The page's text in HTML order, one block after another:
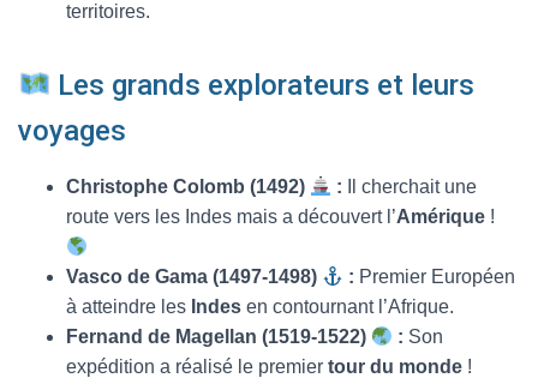
territoires.
Les grands explorateurs et leurs
voyages
Christophe Colomb (1492) : Il cherchait une
route vers les Indes mais a découvert l’Amérique !
Vasco de Gama (1497-1498) : Premier Européen
à atteindre les Indes en contournant l’Afrique.
Fernand de Magellan (1519-1522)
: Son
expédition a réalisé le premier tour du monde !